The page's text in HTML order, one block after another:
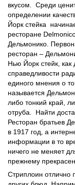
вкусом. Среди
определении
Йорк стейка
ресторане
Дельмонико.
ресторан –
Нью Йорк стейк, как
справедливости
единого мнения о
называется
либо тонкий край,
отруба. Найти
Ресторан братьев
в 1917 год, а
информации в то
ничего не меняет
прежнему прекрасен
Стриплоин отлично